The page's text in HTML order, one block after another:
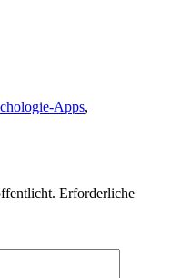
Apps,
Erforderliche